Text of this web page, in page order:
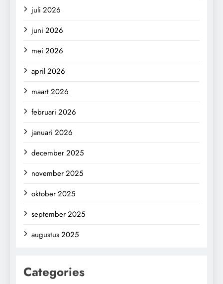
juli 2026
juni 2026
mei 2026
april 2026
maart 2026
februari 2026
januari 2026
december 2025
november 2025
oktober 2025
september 2025
augustus 2025
Categories